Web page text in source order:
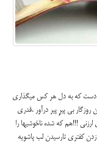
و دست که به دل هر کس میگذاری
بی پیرِِ پیر درآور ،قدری
!!!هم که شده ناخوشیها را
زدن کفتری تارسیدن لب پاشویه